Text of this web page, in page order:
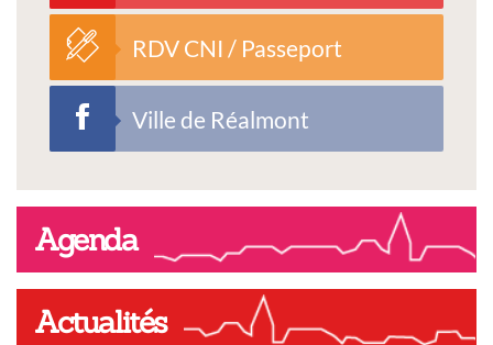
RDV CNI / Passeport
Ville de Réalmont
Agenda
Actualités